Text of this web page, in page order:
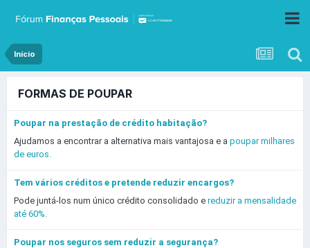
Início
FORMAS DE POUPAR
Poupar na prestação de crédito habitação?
Ajudamos a encontrar a alternativa mais vantajosa e a poupar milhares
de euros.
Tem vários créditos e pretende reduzir encargos?
Pode juntá-los num único crédito consolidado e reduzir a mensalidade
até 60%.
Poupar nos seguros sem reduzir a segurança?